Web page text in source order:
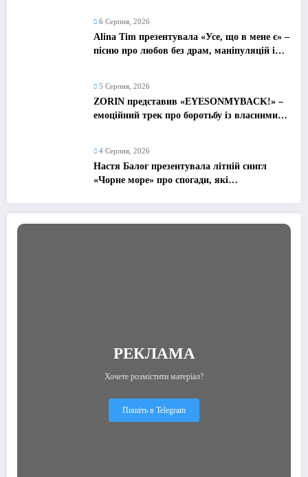
6 Серпня, 2026
Alina Tim презентувала «Усе, що в мене є» –
пісню про любов без драм, маніпуляцій і
5 Серпня, 2026
ZORIN представив «EYESONMYBACK!» –
емоційний трек про боротьбу із власними
4 Серпня, 2026
Настя Балог презентувала літній сингл
«Чорне море» про спогади, які
РЕКЛАМА
Хочете розмістити матеріал?
Пишіть в Telegram